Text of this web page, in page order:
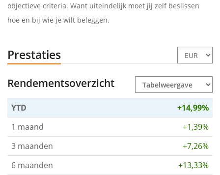
objectieve criteria. Want uiteindelijk moet jij zelf beslissen
hoe en bij wie je wilt beleggen.
Prestaties
Rendementsoverzicht
YTD
+14,99%
1 maand
+1,39%
3 maanden
+7,26%
6 maanden
+13,33%